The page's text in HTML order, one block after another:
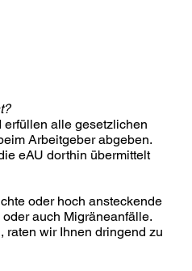
alle gesetzlichen
Arbeitgeber abgeben.
eAU dorthin übermittelt
oder hoch ansteckende
auch Migräneanfälle.
wir Ihnen dringend zu